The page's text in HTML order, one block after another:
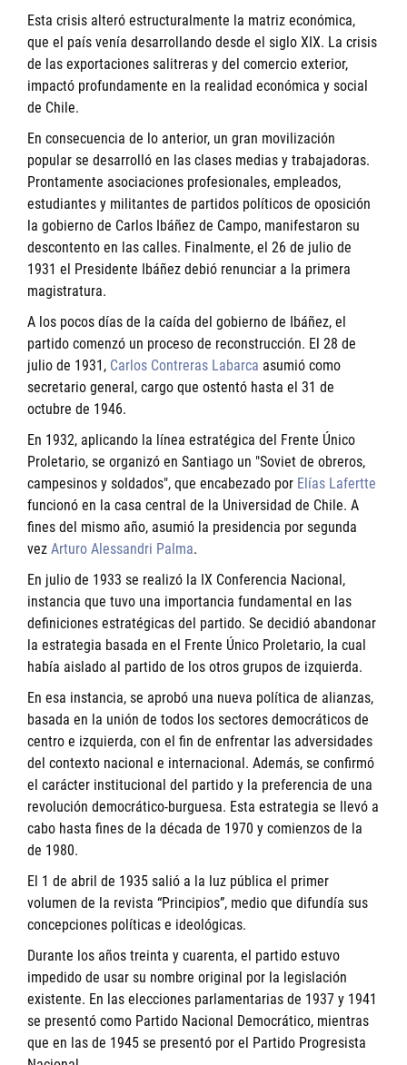
Esta crisis alteró estructuralmente la matriz económica,
que el país venía desarrollando desde el siglo XIX. La crisis
de las exportaciones salitreras y del comercio exterior,
impactó profundamente en la realidad económica y social
de Chile.
En consecuencia de lo anterior, un gran movilización
popular se desarrolló en las clases medias y trabajadoras.
Prontamente asociaciones profesionales, empleados,
estudiantes y militantes de partidos políticos de oposición
la gobierno de Carlos Ibáñez de Campo, manifestaron su
descontento en las calles. Finalmente, el 26 de julio de
1931 el Presidente Ibáñez debió renunciar a la primera
magistratura.
A los pocos días de la caída del gobierno de Ibáñez, el
partido comenzó un proceso de reconstrucción. El 28 de
julio de 1931, Carlos Contreras Labarca asumió como
secretario general, cargo que ostentó hasta el 31 de
octubre de 1946.
En 1932, aplicando la línea estratégica del Frente Único
Proletario, se organizó en Santiago un "Soviet de obreros,
campesinos y soldados", que encabezado por Elías Lafertte
funcionó en la casa central de la Universidad de Chile. A
fines del mismo año, asumió la presidencia por segunda
vez Arturo Alessandri Palma.
En julio de 1933 se realizó la IX Conferencia Nacional,
instancia que tuvo una importancia fundamental en las
definiciones estratégicas del partido. Se decidió abandonar
la estrategia basada en el Frente Único Proletario, la cual
había aislado al partido de los otros grupos de izquierda.
En esa instancia, se aprobó una nueva política de alianzas,
basada en la unión de todos los sectores democráticos de
centro e izquierda, con el fin de enfrentar las adversidades
del contexto nacional e internacional. Además, se confirmó
el carácter institucional del partido y la preferencia de una
revolución democrático-burguesa. Esta estrategia se llevó a
cabo hasta fines de la década de 1970 y comienzos de la
de 1980.
El 1 de abril de 1935 salió a la luz pública el primer
volumen de la revista “Principios”, medio que difundía sus
concepciones políticas e ideológicas.
Durante los años treinta y cuarenta, el partido estuvo
impedido de usar su nombre original por la legislación
existente. En las elecciones parlamentarias de 1937 y 1941
se presentó como Partido Nacional Democrático, mientras
que en las de 1945 se presentó por el Partido Progresista